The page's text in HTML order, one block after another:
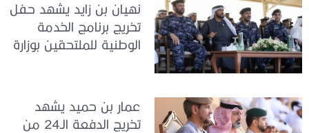
نهيان بن زايد يشهد حفل
تخريج برنامج الخدمة
الوطنية للملتحقين بوزارة
عمار بن حميد يشهد
تخريج الدفعة الـ24 من